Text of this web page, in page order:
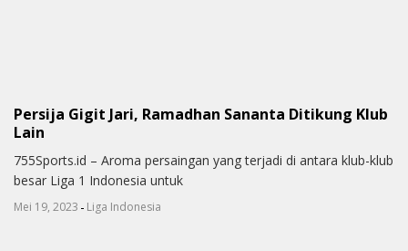
Persija Gigit Jari, Ramadhan Sananta Ditikung Klub
Lain
755Sports.id – Aroma persaingan yang terjadi di antara klub-klub
besar Liga 1 Indonesia untuk
Mei 19, 2023 - Liga Indonesia